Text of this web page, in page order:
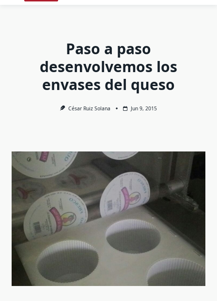
Paso a paso
desenvolvemos los
envases del queso
César Ruiz Solana Jun 9, 2015